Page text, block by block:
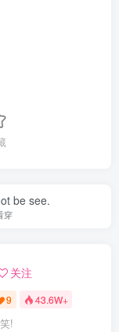
be see.
穿
关注
9 43.6W+
!